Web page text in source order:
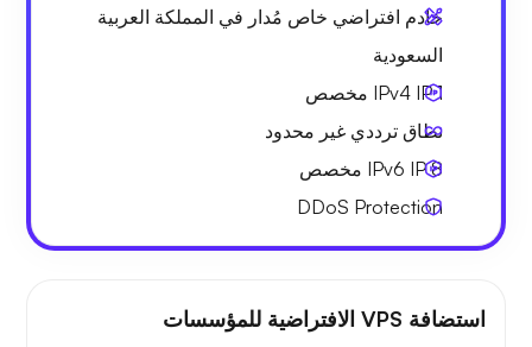
خادم افتراضي خاص مُدار في المملكة العربية
السعودية
1 IPv4 IP مخصص
نطاق ترددي غير محدود
8 IPv6 IP مخصص
DDoS Protection
استضافة VPS الافتراضية للمؤسسات